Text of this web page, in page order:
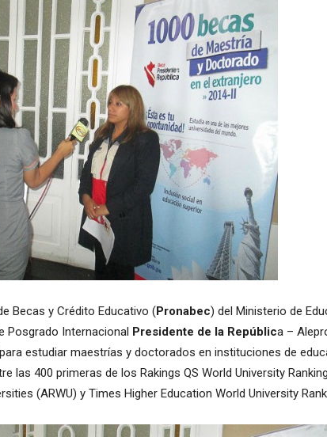
Becas y Crédito Educativo (Pronabec) del Ministerio de
Posgrado Internacional Presidente de la República –
estudiar maestrías y doctorados en instituciones de
las 400 primeras de los Rakings QS World University
(ARWU) y Times Higher Education World University